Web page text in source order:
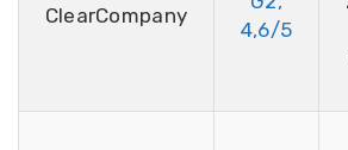
ClearCompany
4,6/5